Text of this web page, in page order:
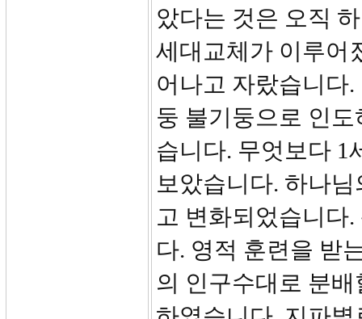
았다는 것은 오직
세대교체가 이루어
어나고 자랐습니다
둥 불기둥으로 인
습니다. 무엇보다 1
보았습니다. 하나
고 변화되었습니다
다. 영적 훈련을 받
의 인구수대로 분